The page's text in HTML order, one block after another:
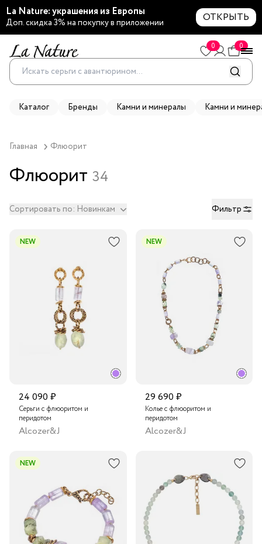
La Nature: украшения из Европы
Доп. скидка 3% на покупку в приложении ОТКРЫТЬ
0 0
Каталог Бренды Камни и минералы Камни и
Главная Флюорит
Флюорит 34
Сортировать по: Новинкам Фильтр
NEW
24 090 ₽
Серьги с флюоритом и
перидотом
Alcozer&J
NEW
29 690 ₽
Колье с флюоритом и
перидотом
Alcozer&J
NEW